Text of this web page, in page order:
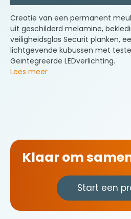
Creatie van een permanent
uit geschilderd melamine,
veiligheidsglas Securit planken,
lichtgevende kubussen met
Geïntegreerde LEDverlichting.
Lees meer
Klaar om
Start een